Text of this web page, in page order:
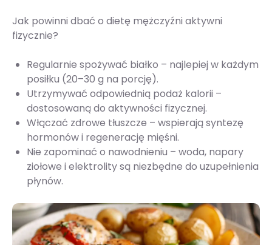
Jak powinni dbać o dietę mężczyźni aktywni
fizycznie?
Regularnie spożywać białko – najlepiej w każdym
posiłku (20–30 g na porcję).
Utrzymywać odpowiednią podaż kalorii –
dostosowaną do aktywności fizycznej.
Włączać zdrowe tłuszcze – wspierają syntezę
hormonów i regenerację mięśni.
Nie zapominać o nawodnieniu – woda, napary
ziołowe i elektrolity są niezbędne do uzupełnienia
płynów.